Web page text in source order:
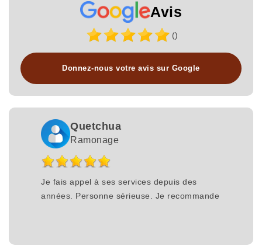
Avis
()
Donnez-nous votre avis sur Google
Quetchua
Ramonage
Je fais appel à ses services depuis des
années. Personne sérieuse. Je recommande